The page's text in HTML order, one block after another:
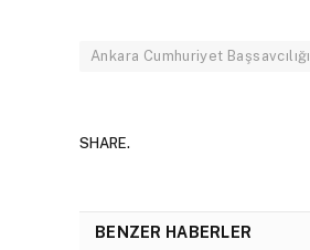
Ankara Cumhuriyet Başsavcılığı
SHARE.
BENZER HABERLER